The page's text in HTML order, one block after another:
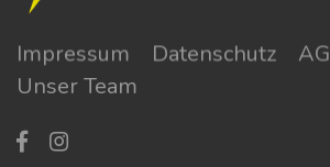
Impressum Datenschutz
Unser Team